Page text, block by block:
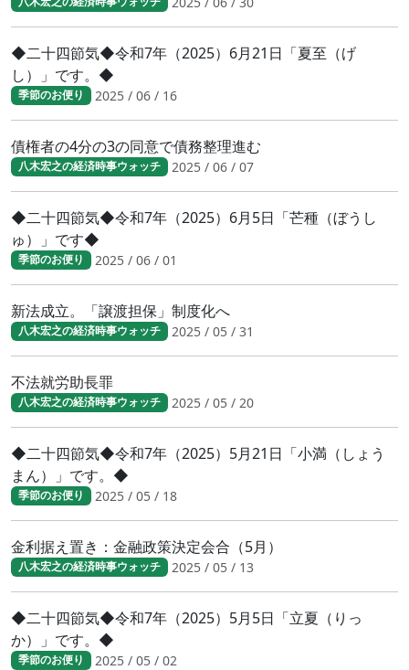
◆二十四節気◆令和7年（2025）6月21日「夏至（げ
し）」です。◆
季節のお便り 2025 / 06 / 16
債権者の4分の3の同意で債務整理進む
八木宏之の経済時事ウォッチ 2025 / 06 / 07
◆二十四節気◆令和7年（2025）6月5日「芒種（ぼうし
ゅ）」です◆
季節のお便り 2025 / 06 / 01
新法成立。「譲渡担保」制度化へ
八木宏之の経済時事ウォッチ 2025 / 05 / 31
不法就労助長罪
八木宏之の経済時事ウォッチ 2025 / 05 / 20
◆二十四節気◆令和7年（2025）5月21日「小満（しょう
まん）」です。◆
季節のお便り 2025 / 05 / 18
金利据え置き：金融政策決定会合（5月）
八木宏之の経済時事ウォッチ 2025 / 05 / 13
◆二十四節気◆令和7年（2025）5月5日「立夏（りっ
か）」です。◆
季節のお便り 2025 / 05 / 02